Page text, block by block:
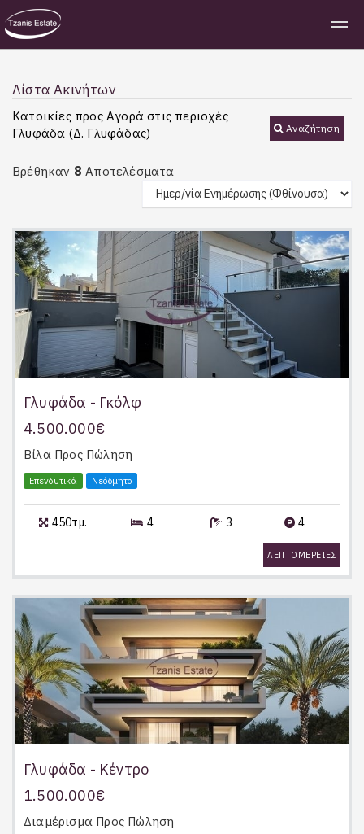
Λίστα Ακινήτων
Αναζήτηση
Κατοικίες προς Αγορά στις περιοχές
Γλυφάδα (Δ. Γλυφάδας)
Βρέθηκαν 8 Αποτελέσματα
Γλυφάδα - Γκόλφ
4.500.000€
ΒίλαΠρος Πώληση
Επενδυτικά Νεόδμητο
450τμ. 4 3 4
ΛΕΠΤΟΜΕΡΕΙΕΣ
Γλυφάδα - Κέντρο
1.500.000€
Διαμέρισμα Προς Πώληση